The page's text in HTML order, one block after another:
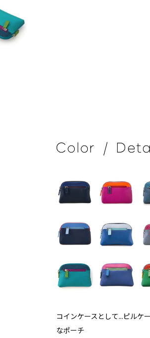
コインケースとして...ピルケ
なポーチ